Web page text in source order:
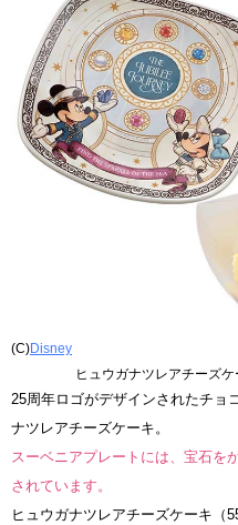
(C)Disney
ヒュウガナツレアチーズ
25周年ロゴがデザインされたチョ
ナツレアチーズケーキ。
スーベニアプレートには、宝石を
されています。
ヒュウガナツレアチーズケーキ（